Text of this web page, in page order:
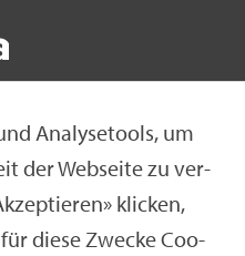
Ana­ly­se­tools, um
der Web­sei­te zu ver­
kli­cken,
diese Zwe­cke Coo­